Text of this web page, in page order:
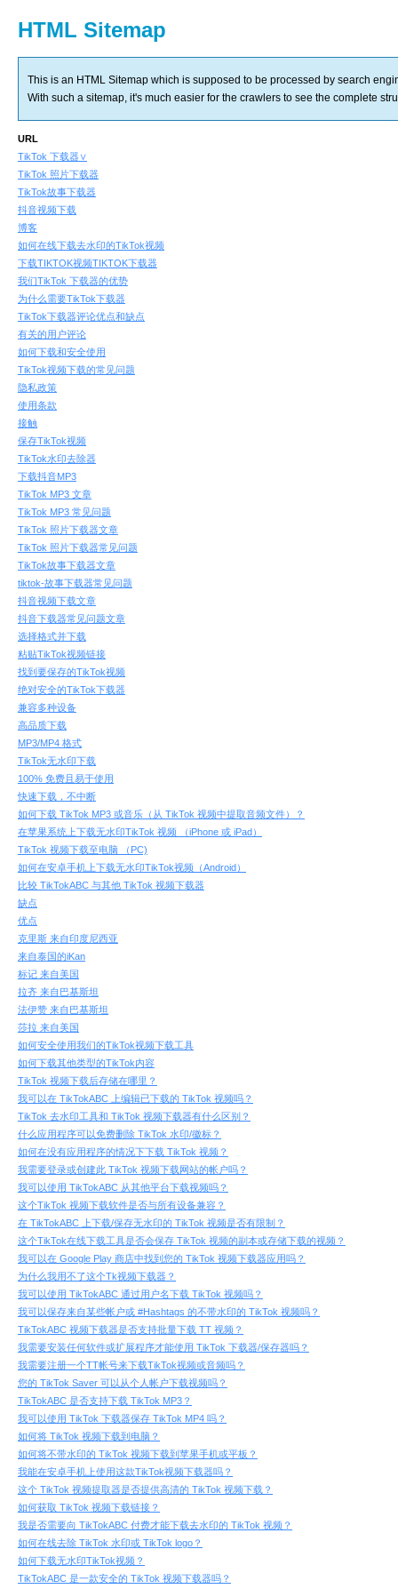
HTML Sitemap
This is an HTML Sitemap which is supposed to be processed by search
With such a sitemap, it's much easier for the crawlers to see the complete
URL
TikTok 下载器∨
TikTok 照片下载器
TikTok故事下载器
抖音视频下载
博客
如何在线下载去水印的TikTok视频
下载TIKTOK视频TIKTOK下载器
我们TikTok 下载器的优势
为什么需要TikTok下载器
TikTok下载器评论优点和缺点
有关的用户评论
如何下载和安全使用
TikTok视频下载的常见问题
隐私政策
使用条款
接触
保存TikTok视频
TikTok水印去除器
下载抖音MP3
TikTok MP3 文章
TikTok MP3 常见问题
TikTok 照片下载器文章
TikTok 照片下载器常见问题
TikTok故事下载器文章
tiktok-故事下载器常见问题
抖音视频下载文章
抖音下载器常见问题文章
选择格式并下载
粘贴TikTok视频链接
找到要保存的TikTok视频
绝对安全的TikTok下载器
兼容多种设备
高品质下载
MP3/MP4 格式
TikTok无水印下载
100% 免费且易于使用
快速下载，不中断
如何下载 TikTok MP3 或音乐（从 TikTok 视频中提取音频文件）？
在苹果系统上下载无水印TikTok 视频 （iPhone 或 iPad）
TikTok 视频下载至电脑 （PC)
如何在安卓手机上下载无水印TikTok视频（Android）
比较 TikTokABC 与其他 TikTok 视频下载器
缺点
优点
克里斯 来自印度尼西亚
来自泰国的iKan
标记 来自美国
拉齐 来自巴基斯坦
法伊赞 来自巴基斯坦
莎拉 来自美国
如何安全使用我们的TikTok视频下载工具
如何下载其他类型的TikTok内容
TikTok 视频下载后存储在哪里？
我可以在 TikTokABC 上编辑已下载的 TikTok 视频吗？
TikTok 去水印工具和 TikTok 视频下载器有什么区别？
什么应用程序可以免费删除 TikTok 水印/徽标？
如何在没有应用程序的情况下下载 TikTok 视频？
我需要登录或创建此 TikTok 视频下载网站的帐户吗？
我可以使用 TikTokABC 从其他平台下载视频吗？
这个TikTok 视频下载软件是否与所有设备兼容？
在 TikTokABC 上下载/保存无水印的 TikTok 视频是否有限制？
这个TikTok在线下载工具是否会保存 TikTok 视频的副本或存储下载的视频？
我可以在 Google Play 商店中找到您的 TikTok 视频下载器应用吗？
为什么我用不了这个Tk视频下载器？
我可以使用 TikTokABC 通过用户名下载 TikTok 视频吗？
我可以保存来自某些帐户或 #Hashtags 的不带水印的 TikTok 视频吗？
TikTokABC 视频下载器是否支持批量下载 TT 视频？
我需要安装任何软件或扩展程序才能使用 TikTok 下载器/保存器吗？
我需要注册一个TT帐号来下载TikTok视频或音频吗？
您的 TikTok Saver 可以从个人帐户下载视频吗？
TikTokABC 是否支持下载 TikTok MP3？
我可以使用 TikTok 下载器保存 TikTok MP4 吗？
如何将 TikTok 视频下载到电脑？
如何将不带水印的 TikTok 视频下载到苹果手机或平板？
我能在安卓手机上使用这款TikTok视频下载器吗？
这个 TikTok 视频提取器是否提供高清的 TikTok 视频下载？
如何获取 TikTok 视频下载链接？
我是否需要向 TikTokABC 付费才能下载去水印的 TikTok 视频？
如何在线去除 TikTok 水印或 TikTok logo？
如何下载无水印TikTok视频？
TikTokABC 是一款安全的 TikTok 视频下载器吗？